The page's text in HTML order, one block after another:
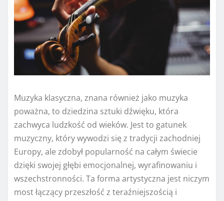
Muzyka klasyczna, znana również jako muzyka
poważna, to dziedzina sztuki dźwięku, która
zachwyca ludzkość od wieków. Jest to gatunek
muzyczny, który wywodzi się z tradycji zachodniej
Europy, ale zdobył popularność na całym świecie
dzięki swojej głębi emocjonalnej, wyrafinowaniu i
wszechstronności. Ta forma artystyczna jest niczym
most łączący przeszłość z teraźniejszością i